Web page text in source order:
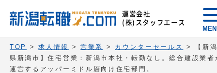
運営会社
(株)スタッフエース
TOP >求人情報 > 営業系 > カウンターセールス >
【新
県新潟市】住宅営業：新潟市本社・転勤なし。総合建設業者
運営するアッパーミドル層向け住宅部門。